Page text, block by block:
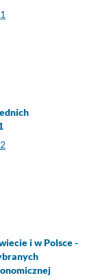
i w Polsce -